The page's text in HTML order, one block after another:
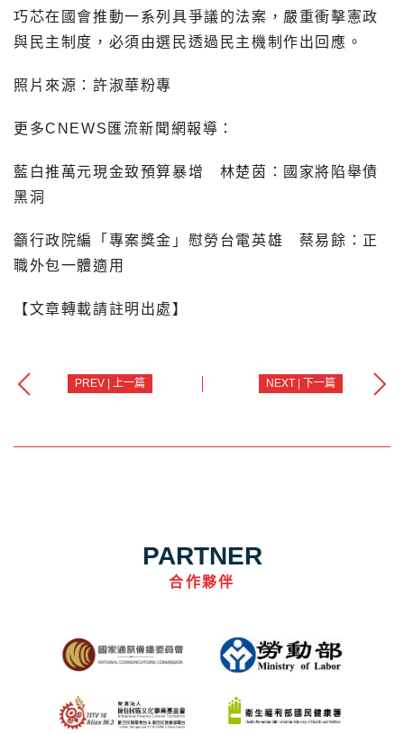
巧芯在國會推動一系列具爭議的法案，嚴重衝擊憲政
與民主制度，必須由選民透過民主機制作出回應。
照片來源：許淑華粉專
更多CNEWS匯流新聞網報導：
藍白推萬元現金致預算暴增 林楚茵：國家將陷舉債
黑洞
籲行政院編「專案獎金」慰勞台電英雄 蔡易餘：正
職外包一體適用
【文章轉載請註明出處】
PREV | 上一篇 NEXT | 下一篇
PARTNER
合作夥伴